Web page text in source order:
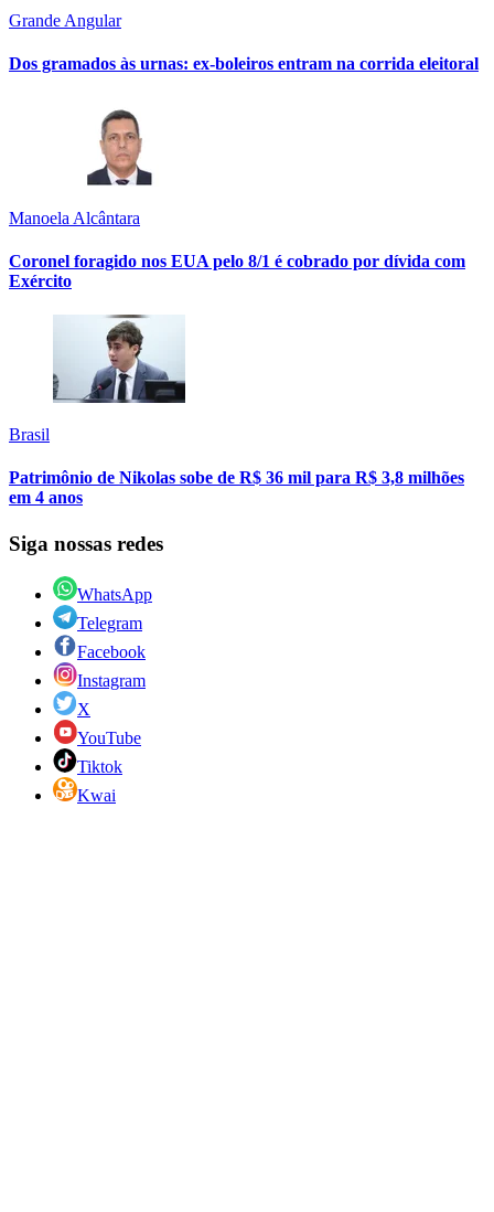
Grande Angular
Dos gramados às urnas: ex-boleiros entram na corrida eleitoral
Manoela Alcântara
Coronel foragido nos EUA pelo 8/1 é cobrado por dívida com
Exército
Brasil
Patrimônio de Nikolas sobe de R$ 36 mil para R$ 3,8 milhões
em 4 anos
Siga nossas redes
WhatsApp
Telegram
Facebook
Instagram
X
YouTube
Tiktok
Kwai